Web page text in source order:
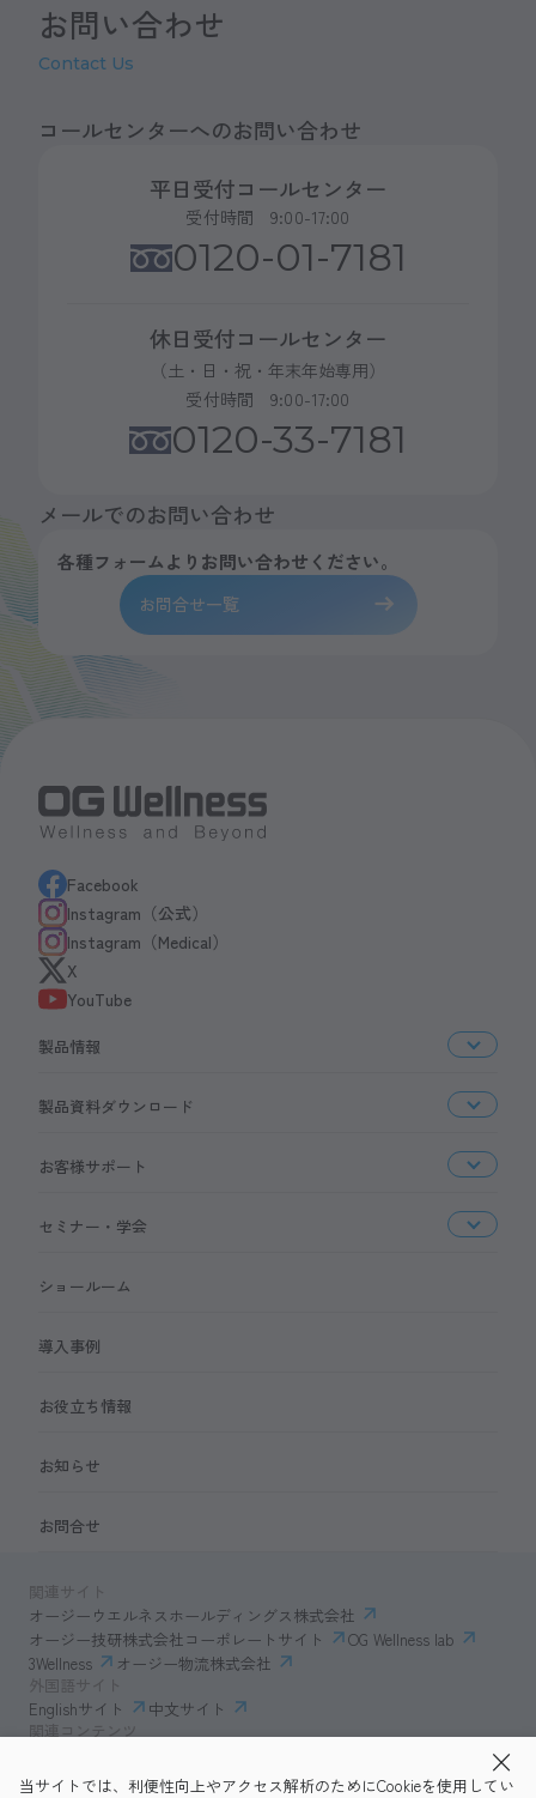
当サイトでは、利便性向上やアクセス解析のためにCookieを使用してい
お問い合わせ
Contact Us
コールセンターへのお問い合わせ
平日受付コールセンター
受付時間 9:00-17:00
0120-01-7181
休日受付コールセンター
（土・日・祝・年末年始専用）
受付時間 9:00-17:00
0120-33-7181
メールでのお問い合わせ
各種フォームよりお問い合わせください。
お問合せ一覧
Facebook
Instagram（公式）
Instagram（Medical）
X
YouTube
製品情報
製品資料ダウンロード
お客様サポート
セミナー・学会
ショールーム
導入事例
お役立ち情報
お知らせ
お問合せ
関連サイト
オージーウエルネスホールディングス株式会社
オージー技研株式会社コーポレートサイト
OG Wellness lab
3Wellness
オージー物流株式会社
外国語サイト
Englishサイト
中文サイト
関連コンテンツ